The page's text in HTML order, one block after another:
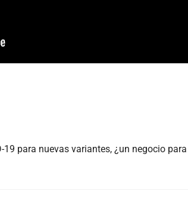
19 para nuevas variantes, ¿un negocio